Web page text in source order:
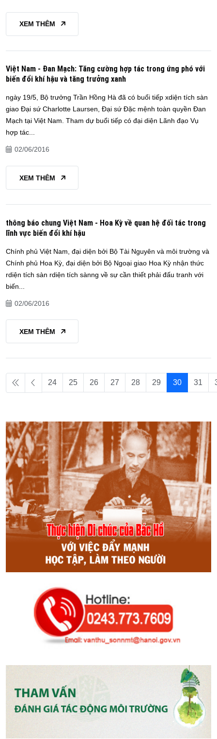
XEM THÊM
Việt Nam - Đan Mạch: Tăng cường hợp tác trong ứng phó với
biến đổi khí hậu và tăng trưởng xanh
ngày 19/5, Bộ trưởng Trần Hồng Hà đã có buổi tiếp xdiện tích sàn
giao Đại sứ Charlotte Laursen, Đại sứ Đặc mệnh toàn quyền Đan
Mạch tại Việt Nam. Tham dự buổi tiếp có đại diện Lãnh đạo Vụ
hợp tác...
02/06/2016
XEM THÊM
thông báo chung Việt Nam - Hoa Kỳ về quan hệ đối tác trong
lĩnh vực biến đổi khí hậu
Chính phủ Việt Nam, đại diện bởi Bộ Tài Nguyên và môi trường và
Chính phủ Hoa Kỳ, đại diện bởi Bộ Ngoại giao Hoa Kỳ nhận thức
rdiện tích sàn rdiện tích sànng về sự cần thiết phải đấu tranh với
biến...
02/06/2016
XEM THÊM
Page 30 of 33
24 25 26 27 28 29 30 31